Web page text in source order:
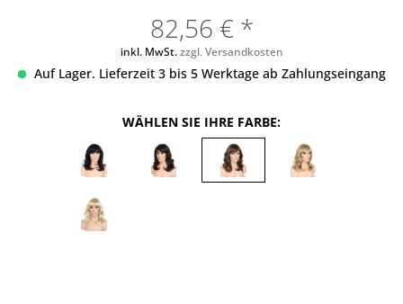
82,56 € *
inkl. MwSt.zzgl. Versandkosten
Auf Lager. Lieferzeit 3 bis 5 Werktage ab Zahlungseingang
WÄHLEN SIE IHRE FARBE: